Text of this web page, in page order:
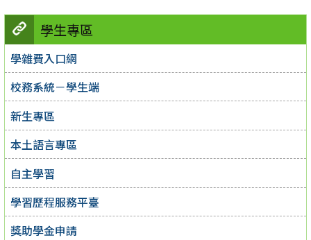
學生專區
學雜費入口網
校務系統－學生端
新生專區
本土語言專區
自主學習
學習歷程服務平臺
獎助學金申請